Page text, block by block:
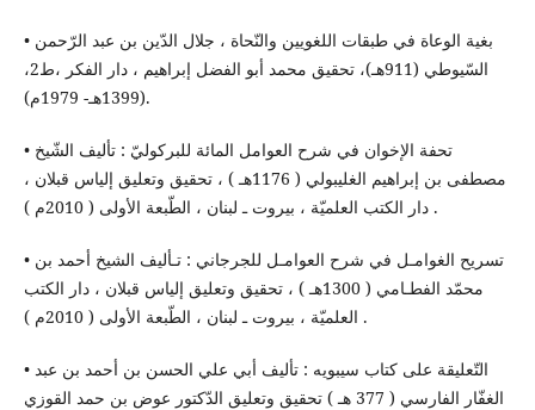
• بغية الوعاة في طبقات اللغويين والنّحاة ، جلال الدّين بن عبد الرّحمن
السّيوطي (911هـ)، تحقيق محمد أبو الفضل إبراهيم ، دار الفكر ،ط2،
(1399هـ- 1979م).
• تحفة الإخوان في شرح العوامل المائة للبركوليّ : تأليف الشّيخ
مصطفى بن إبراهيم الغليبولي ( 1176هـ ) ، تحقيق وتعليق إلياس قبلان ،
دار الكتب العلميّة ، بيروت ـ لبنان ، الطّبعة الأولى ( 2010م ) .
• تسريح الغوامـل في شرح العوامـل للجرجاني : تـأليف الشيخ أحمد بن
محمّد الفطـامي ( 1300هـ ) ، تحقيق وتعليق إلياس قبلان ، دار الكتب
العلميّة ، بيروت ـ لبنان ، الطّبعة الأولى ( 2010م ) .
• التّعليقة على كتاب سيبويه : تأليف أبي علي الحسن بن أحمد بن عبد
الغفّار الفارسي ( 377 هـ ) تحقيق وتعليق الدّكتور عوض بن حمد القوزي